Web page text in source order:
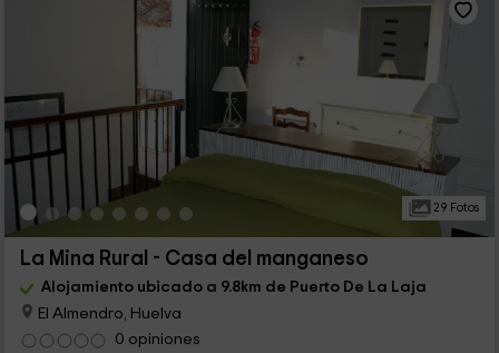
29 Fotos
La Mina Rural - Casa del manganeso
Alojamiento ubicado a 9.8km de Puerto De La Laja
El Almendro, Huelva
0 opiniones